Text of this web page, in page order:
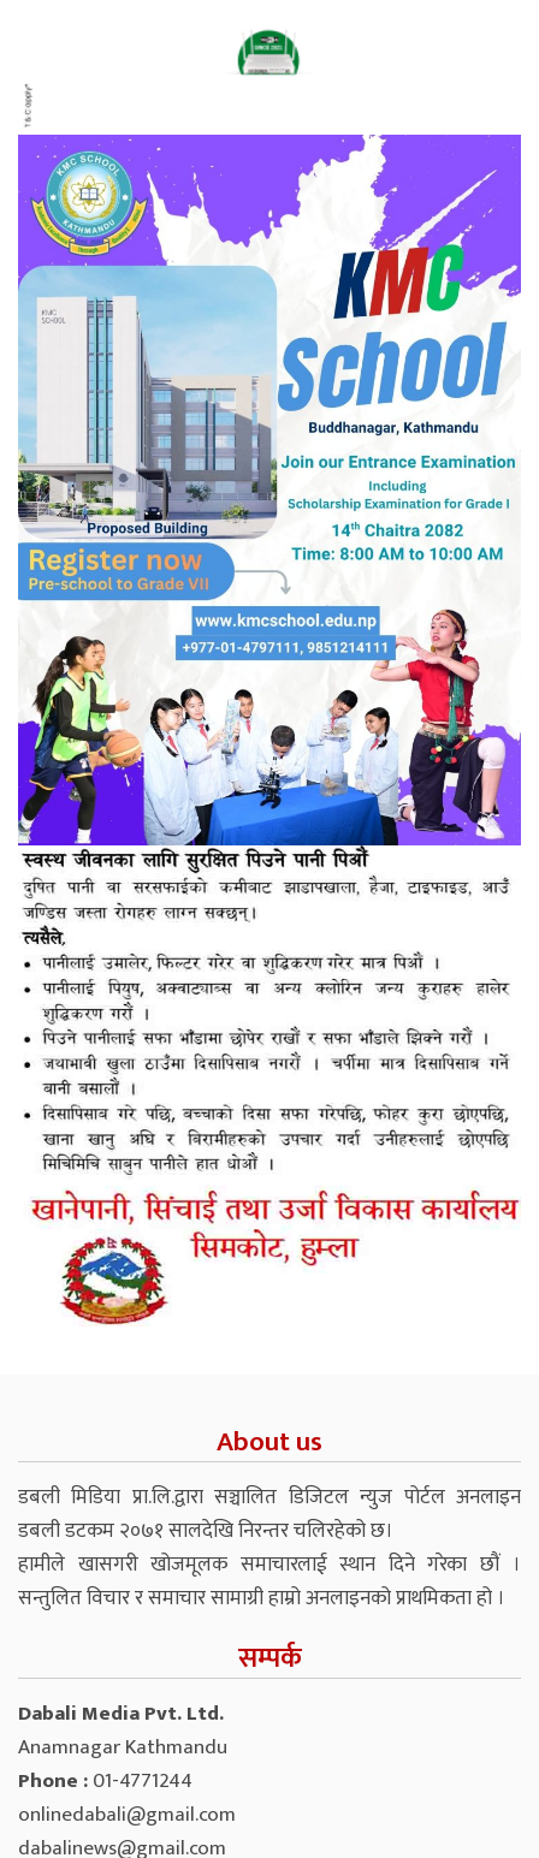
About us
डबली मिडिया प्रा.लि.द्वारा सञ्चालित डिजिटल न्युज पोर्टल अनलाइन
डबली डटकम २०७१ सालदेखि निरन्तर चलिरहेको छ।
हामीले खासगरी खोजमूलक समाचारलाई स्थान दिने गरेका छौं ।
सन्तुलित विचार र समाचार सामाग्री हाम्रो अनलाइनको प्राथमिकता हो ।
सम्पर्क
Dabali Media Pvt. Ltd.
Anamnagar Kathmandu
Phone :01-4771244
onlinedabali@gmail.com
dabalinews@gmail.com